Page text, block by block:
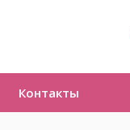
Контакты